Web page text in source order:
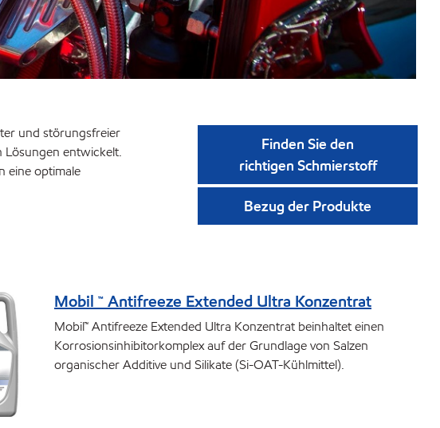
und störungsfreier
Lösungen entwickelt.
eine optimale
Finden Sie den
richtigen Schmierstoff
Bezug der Produkte
Mobil ™ Antifreeze Extended Ultra Konzentrat
Mobil™ Antifreeze Extended Ultra Konzentrat beinhaltet einen
Korrosionsinhibitorkomplex auf der Grundlage von Salzen
organischer Additive und Silikate (Si-OAT-Kühlmittel).